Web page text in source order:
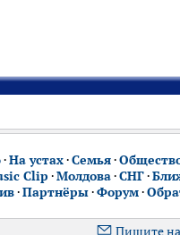
·На устах·Семья·
Clip ·Молдова·СНГ·
·Партнёры·Форум·
Пишите